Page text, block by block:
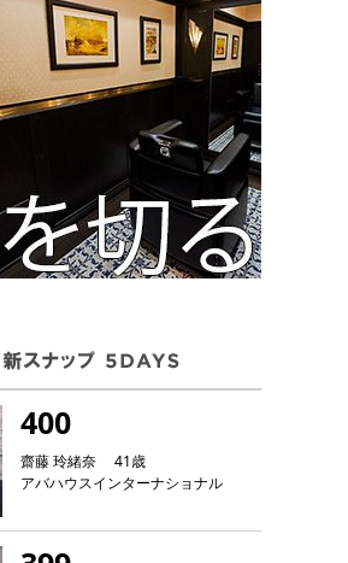
400
齋藤 玲緒奈 41歳
アバハウスインターナショナル